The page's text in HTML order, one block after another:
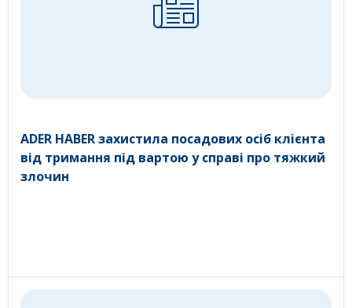
ADER HABER захистила посадових осіб клієнта
від тримання під вартою у справі про тяжкий
злочин